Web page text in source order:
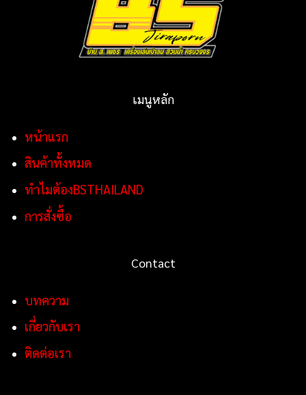
เมนูหลัก
หน้าแรก
สินค้าทั้งหมด
ทำไมต้องBSTHAILAND
การสั่งซื้อ
Contact
บทความ
เกี่ยวกับเรา
ติดต่อเรา